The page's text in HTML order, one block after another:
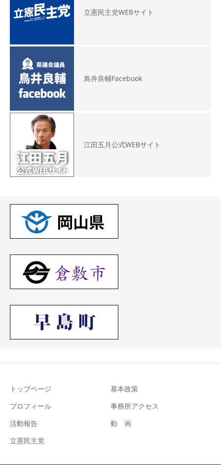
立憲民主党WEBサイト
鳥井良輔Facebook
江田五月公式WEBサイト
トップページ
基本政策
プロフィール
事務所アクセス
活動報告
動 画
立憲民主党